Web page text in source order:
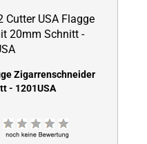
Zigarrenschneider
- 1201USA